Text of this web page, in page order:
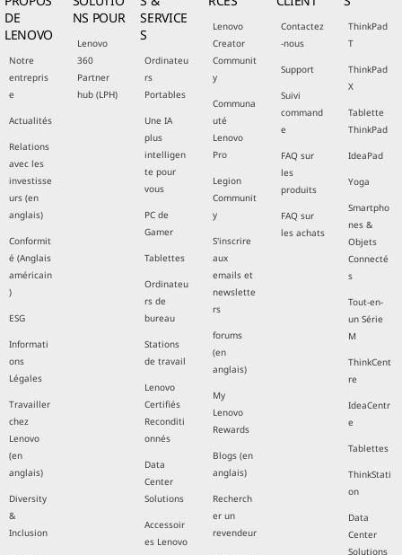
DE
LENOVO
Notre
entrepris
e
Actualités
Relations
avec les
investisse
urs (en
anglais)
Conformit
é (Anglais
américain
)
ESG
Informati
ons
Légales
Travailler
chez
Lenovo
(en
anglais)
Diversity
&
Inclusion
NS POUR
Lenovo
360
Partner
hub (LPH)
SERVICE
S
Ordinateu
rs
Portables
Une IA
plus
intelligen
te pour
vous
PC de
Gamer
Tablettes
Ordinateu
rs de
bureau
Stations
de travail
Lenovo
Certifiés
Reconditi
onnés
Data
Center
Solutions
Accessoir
es Lenovo
Lenovo
Creator
Communit
y
Communa
uté
Lenovo
Pro
Legion
Communit
y
S'inscrire
aux
emails et
newslette
rs
forums
(en
anglais)
My
Lenovo
Rewards
Blogs (en
anglais)
Recherch
er un
revendeur
Contactez
-nous
Support
Suivi
command
e
FAQ sur
les
produits
FAQ sur
les achats
ThinkPad
T
ThinkPad
X
Tablette
ThinkPad
IdeaPad
Yoga
Smartpho
nes &
Objets
Connecté
s
Tout-en-
un Série
M
ThinkCent
re
IdeaCentr
e
Tablettes
ThinkStati
on
Data
Center
Solutions